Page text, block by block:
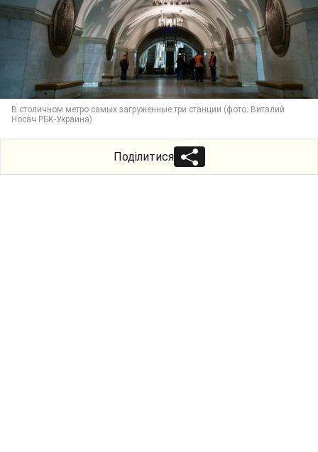
В столичном метро самых загруженные три станции (фото: Виталий
Носач РБК-Украина)
Поділитися